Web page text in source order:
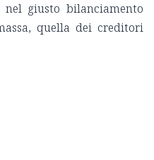
giusto bilanciamento
quella dei creditori